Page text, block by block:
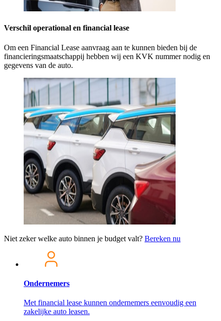
Verschil operational en financial lease
Om een Financial Lease aanvraag aan te kunnen bieden bij de
financieringsmaatschappij hebben wij een KVK nummer nodig en
gegevens van de auto.
Niet zeker welke auto binnen je budget valt? Bereken nu
Ondernemers
Met financial lease kunnen ondernemers eenvoudig een
zakelijke auto leasen.